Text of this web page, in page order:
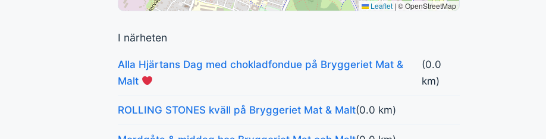
Leaflet | © OpenStreetMap
I närheten
Alla Hjärtans Dag med chokladfondue på Bryggeriet Mat &
Malt
(0.0
km)
ROLLING STONES kväll på Bryggeriet Mat & Malt(0.0 km)